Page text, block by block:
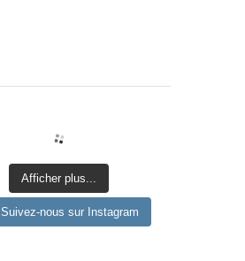
Afficher plus...
Suivez-nous sur Instagram